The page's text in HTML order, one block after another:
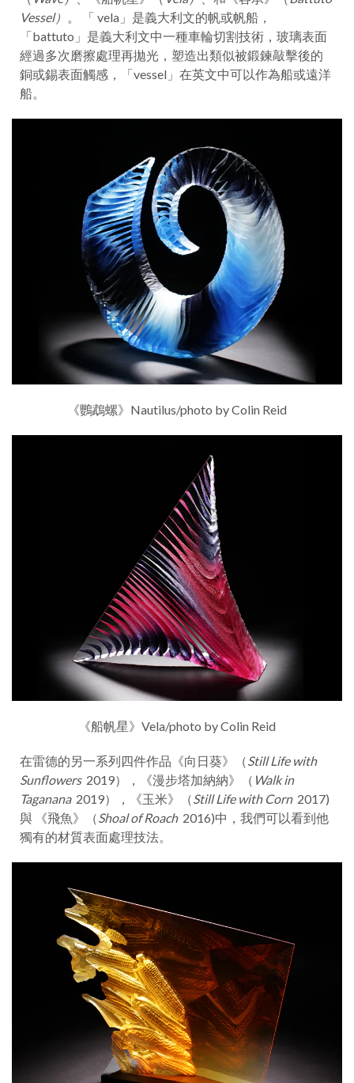
Vessel） 。 「 vela」是義大利文的帆或帆船，
「battuto」是義大利文中一種車輪切割技術，玻璃表面
經過多次磨擦處理再拋光，塑造出類似被鍛鍊敲擊後的
銅或錫表面觸感，「vessel」在英文中可以作為船或遠洋
船。
《鸚鵡螺》Nautilus/photo by Colin Reid
《船帆星》Vela/photo by Colin Reid
在雷德的另一系列四件作品《向日葵》（Still Life with
Sunflowers2019），《漫步塔加納納》（ Walk in
Taganana2019），《玉米》（Still Life with Corn2017)
與 《飛魚》（Shoal of Roach2016)中，我們可以看到他
獨有的材質表面處理技法。